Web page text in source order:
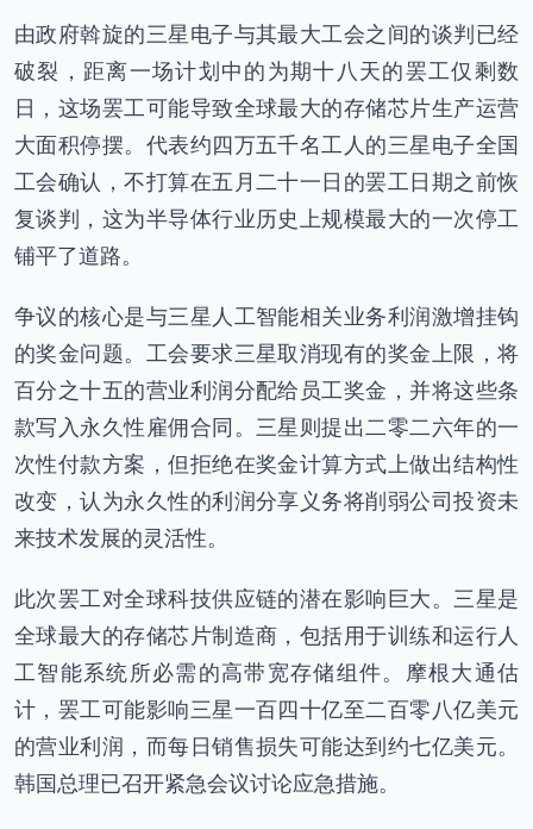
由政府斡旋的三星电子与其最大工会之间的谈判已经
破裂，距离一场计划中的为期十八天的罢工仅剩数
日，这场罢工可能导致全球最大的存储芯片生产运营
大面积停摆。代表约四万五千名工人的三星电子全国
工会确认，不打算在五月二十一日的罢工日期之前恢
复谈判，这为半导体行业历史上规模最大的一次停工
铺平了道路。
争议的核心是与三星人工智能相关业务利润激增挂钩
的奖金问题。工会要求三星取消现有的奖金上限，将
百分之十五的营业利润分配给员工奖金，并将这些条
款写入永久性雇佣合同。三星则提出二零二六年的一
次性付款方案，但拒绝在奖金计算方式上做出结构性
改变，认为永久性的利润分享义务将削弱公司投资未
来技术发展的灵活性。
此次罢工对全球科技供应链的潜在影响巨大。三星是
全球最大的存储芯片制造商，包括用于训练和运行人
工智能系统所必需的高带宽存储组件。摩根大通估
计，罢工可能影响三星一百四十亿至二百零八亿美元
的营业利润，而每日销售损失可能达到约七亿美元。
韩国总理已召开紧急会议讨论应急措施。